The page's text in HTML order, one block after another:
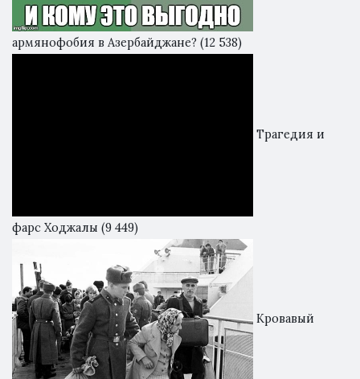
армянофобия в Азербайджане? (12 538)
Трагедия и
фарс Ходжалы (9 449)
Кровавый